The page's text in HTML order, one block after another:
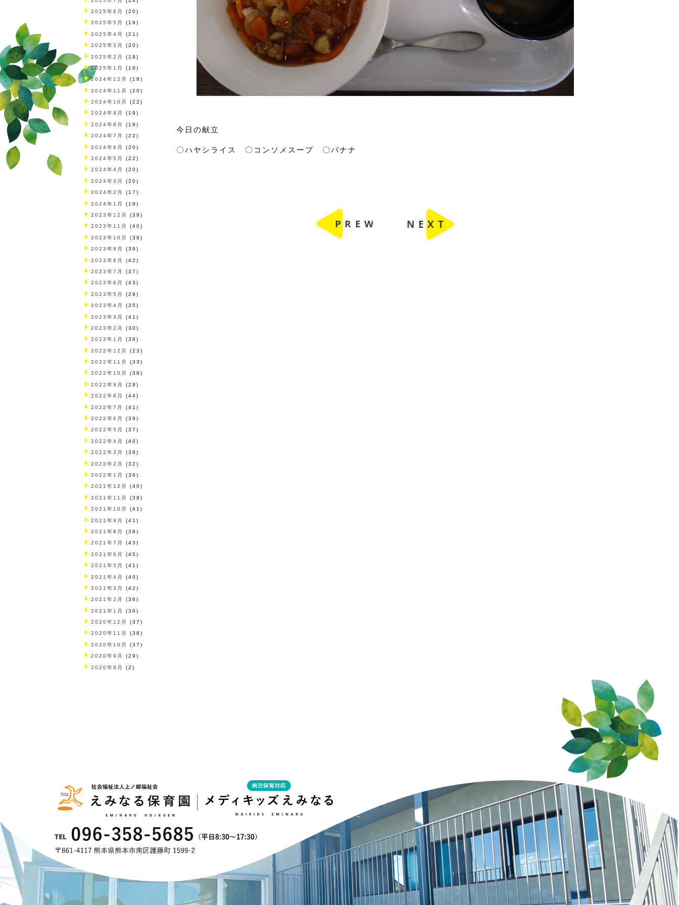
今日の献立
〇ハヤシライス 〇コンソメスープ 〇バナナ
2025年6月 (20)
2025年5月 (19)
2025年4月 (21)
2025年3月 (20)
2025年2月 (18)
2025年1月 (18)
2024年12月 (18)
2024年11月 (20)
2024年10月 (22)
2024年9月 (19)
2024年8月 (18)
2024年7月 (22)
2024年6月 (20)
2024年5月 (22)
2024年4月 (20)
2024年3月 (20)
2024年2月 (17)
2024年1月 (19)
2023年12月 (39)
2023年11月 (40)
2023年10月 (39)
2023年9月 (39)
2023年8月 (42)
2023年7月 (37)
2023年6月 (43)
2023年5月 (29)
2023年4月 (35)
2023年3月 (41)
2023年2月 (30)
2023年1月 (36)
2022年12月 (23)
2022年11月 (33)
2022年10月 (38)
2022年9月 (29)
2022年8月 (44)
2022年7月 (41)
2022年6月 (39)
2022年5月 (37)
2022年4月 (40)
2022年3月 (38)
2022年2月 (32)
2022年1月 (36)
2021年12月 (40)
2021年11月 (38)
2021年10月 (41)
2021年9月 (41)
2021年8月 (38)
2021年7月 (43)
2021年6月 (45)
2021年5月 (41)
2021年4月 (40)
2021年3月 (42)
2021年2月 (36)
2021年1月 (36)
2020年12月 (37)
2020年11月 (38)
2020年10月 (37)
2020年9月 (29)
2020年8月 (2)